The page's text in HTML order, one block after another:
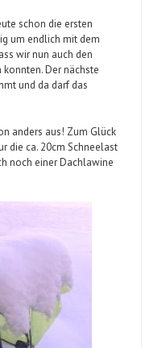
schon die ersten
um endlich mit dem
wir nun auch den
Der nächste
und da darf das
anders aus! Zum Glück
die ca. 20cm Schneelast
noch einer Dachlawine